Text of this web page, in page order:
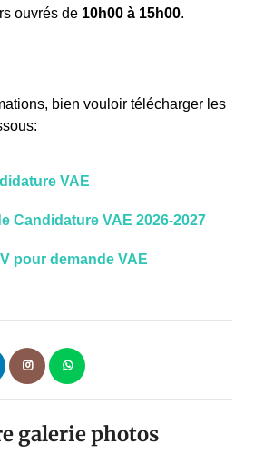
ouvrés de 10h00 à 15h00.
bien vouloir télécharger les
VAE
Candidature VAE 2026-2027
pour demande VAE
galerie photos